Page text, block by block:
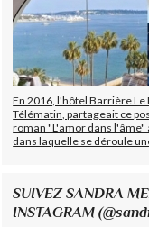
En 2016, l'hôtel Barrière
Télématin, partageait ce
roman "L'amor dans l'âme"
dans laquelle se déroule
SUIVEZ SANDRA
INSTAGRAM